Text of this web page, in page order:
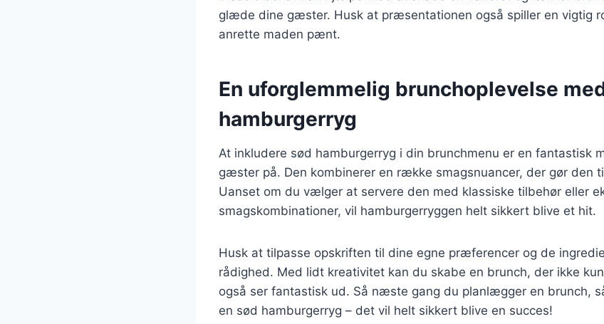
glæde dine gæster. Husk at præsentationen også spiller en vigtig
anrette maden pænt.
En uforglemmelig brunchoplevelse
hamburgerryg
At inkludere sød hamburgerryg i din brunchmenu er en fantastisk
gæster på. Den kombinerer en række smagsnuancer, der gør den
Uanset om du vælger at servere den med klassiske tilbehør eller
smagskombinationer, vil hamburgerryggen helt sikkert blive et hit.
Husk at tilpasse opskriften til dine egne præferencer og de
rådighed. Med lidt kreativitet kan du skabe en brunch, der ikke
også ser fantastisk ud. Så næste gang du planlægger en brunch,
en sød hamburgerryg – det vil helt sikkert blive en succes!